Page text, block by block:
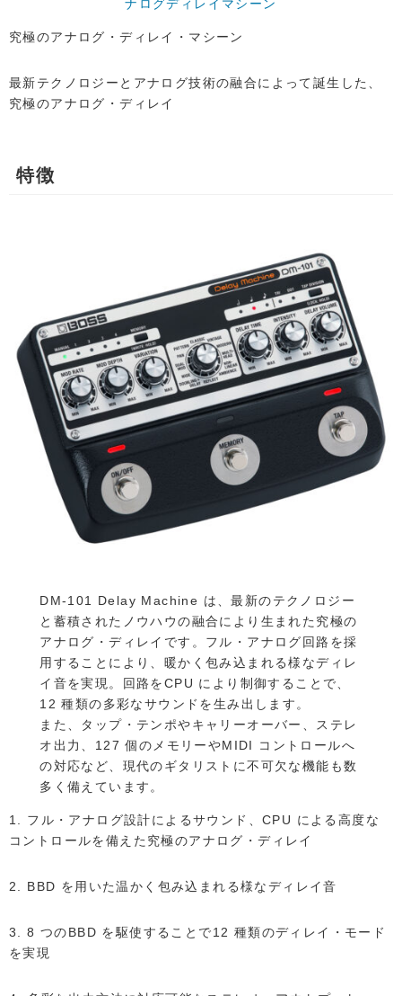
ナログディレイマシーン
究極のアナログ・ディレイ・マシーン
最新テクノロジーとアナログ技術の融合によって誕生した、
究極のアナログ・ディレイ
特徴
DM-101 Delay Machine は、最新のテクノロジー
と蓄積されたノウハウの融合により生まれた究極の
アナログ・ディレイです。フル・アナログ回路を採
用することにより、暖かく包み込まれる様なディレ
イ音を実現。回路をCPU により制御することで、
12 種類の多彩なサウンドを生み出します。
また、タップ・テンポやキャリーオーバー、ステレ
オ出力、127 個のメモリーやMIDI コントロールへ
の対応など、現代のギタリストに不可欠な機能も数
多く備えています。
1. フル・アナログ設計によるサウンド、CPU による高度な
コントロールを備えた究極のアナログ・ディレイ
2. BBD を用いた温かく包み込まれる様なディレイ音
3. 8 つのBBD を駆使することで12 種類のディレイ・モード
を実現